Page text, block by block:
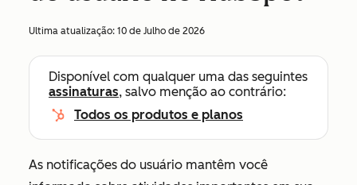
Ultima atualização: 10 de Julho de 2026
Disponível com qualquer uma das seguintes
assinaturas, salvo menção ao contrário:
Todos os produtos e planos
As notificações do usuário mantêm você